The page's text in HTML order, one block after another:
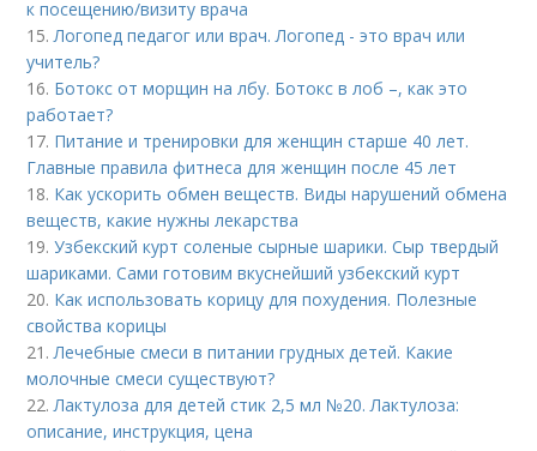
к посещению/визиту врача
15. Логопед педагог или врач. Логопед - это врач или
учитель?
16. Ботокс от морщин на лбу. Ботокс в лоб –, как это
работает?
17. Питание и тренировки для женщин старше 40 лет.
Главные правила фитнеса для женщин после 45 лет
18. Как ускорить обмен веществ. Виды нарушений обмена
веществ, какие нужны лекарства
19.Узбекский курт соленые сырные шарики. Сыр твердый
шариками. Сами готовим вкуснейший узбекский курт
20. Как использовать корицу для похудения. Полезные
свойства корицы
21. Лечебные смеси в питании грудных детей. Какие
молочные смеси существуют?
22. Лактулоза для детей стик 2,5 мл №20. Лактулоза:
описание, инструкция, цена